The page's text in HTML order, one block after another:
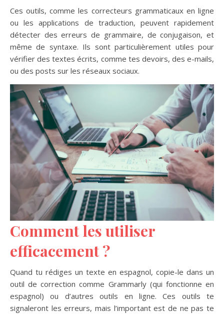
Ces outils, comme les correcteurs grammaticaux en ligne
ou les applications de traduction, peuvent rapidement
détecter des erreurs de grammaire, de conjugaison, et
même de syntaxe. Ils sont particulièrement utiles pour
vérifier des textes écrits, comme tes devoirs, des e-mails,
ou des posts sur les réseaux sociaux.
Comment les utiliser
efficacement ?
Quand tu rédiges un texte en espagnol, copie-le dans un
outil de correction comme Grammarly (qui fonctionne en
espagnol) ou d’autres outils en ligne. Ces outils te
signaleront les erreurs, mais l’important est de ne pas te